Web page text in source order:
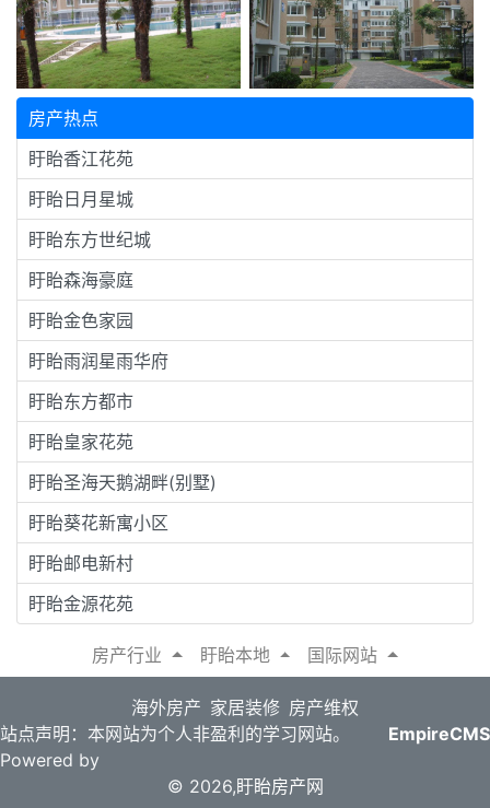
房产热点
盱眙香江花苑
盱眙日月星城
盱眙东方世纪城
盱眙森海豪庭
盱眙金色家园
盱眙雨润星雨华府
盱眙东方都市
盱眙皇家花苑
盱眙圣海天鹅湖畔(别墅)
盱眙葵花新寓小区
盱眙邮电新村
盱眙金源花苑
房产行业 盱眙本地 国际网站
海外房产 家居装修 房产维权
站点声明：本网站为个人非盈利的学习网站。
Powered by
EmpireCMS
© 2026,盱眙房产网